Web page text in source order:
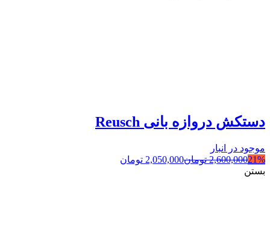
دستکش دروازه بانی Reusch
موجود در انبار
21%
2,600,000 تومان2,050,000 تومان
بستن